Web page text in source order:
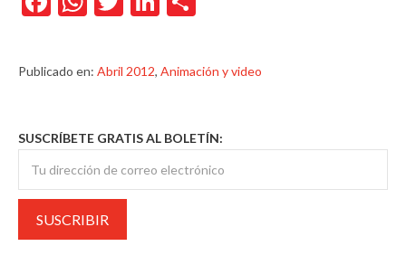
Publicado en: Abril 2012, Animación y video
SUSCRÍBETE GRATIS AL BOLETÍN: